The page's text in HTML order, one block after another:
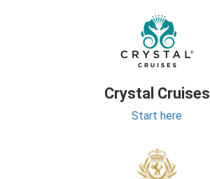
Crystal Cruises
Start here